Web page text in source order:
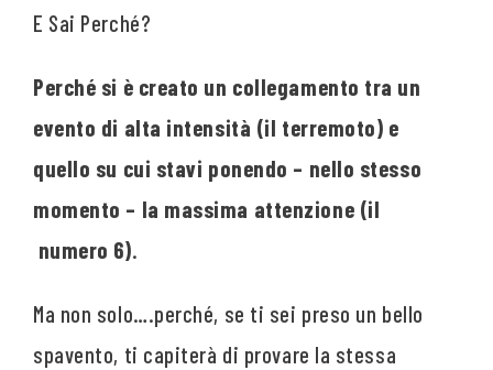
E Sai Perché?
Perché si è creato un collegamento tra un
evento di alta intensità (il terremoto) e
quello su cui stavi ponendo – nello stesso
momento – la massima attenzione (il
numero 6).
Ma non solo….perché, se ti sei preso un bello
spavento, ti capiterà di provare la stessa